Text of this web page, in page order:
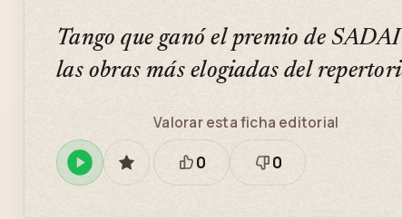
Tango que ganó el premio de
las obras más elogiadas del
ReproducirGUARDAR
Valorar esta ficha editorial
Está
0
Necesita
0